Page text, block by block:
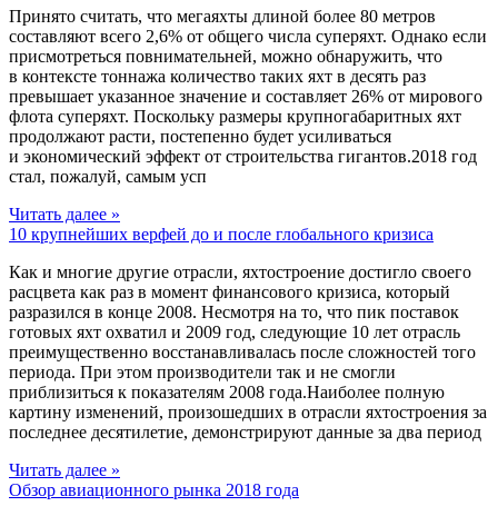
Принято считать, что мегаяхты длиной более 80 метров
составляют всего 2,6% от общего числа суперяхт. Однако если
присмотреться повнимательней, можно обнаружить, что
в контексте тоннажа количество таких яхт в десять раз
превышает указанное значение и составляет 26% от мирового
флота суперяхт. Поскольку размеры крупногабаритных яхт
продолжают расти, постепенно будет усиливаться
и экономический эффект от строительства гигантов.2018 год
стал, пожалуй, самым усп
Читать далее »
10 крупнейших верфей до и после глобального кризиса
Как и многие другие отрасли, яхтостроение достигло своего
расцвета как раз в момент финансового кризиса, который
разразился в конце 2008. Несмотря на то, что пик поставок
готовых яхт охватил и 2009 год, следующие 10 лет отрасль
преимущественно восстанавливалась после сложностей того
периода. При этом производители так и не смогли
приблизиться к показателям 2008 года.Наиболее полную
картину изменений, произошедших в отрасли яхтостроения за
последнее десятилетие, демонстрируют данные за два период
Читать далее »
Обзор авиационного рынка 2018 года